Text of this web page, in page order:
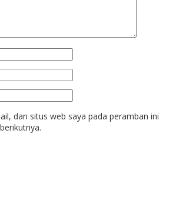
dan situs web saya pada peramban ini